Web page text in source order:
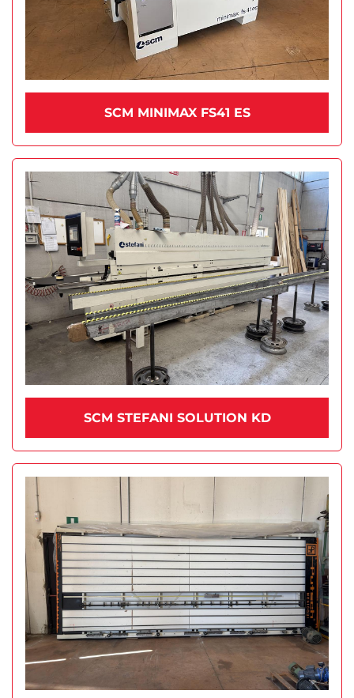
SCM MINIMAX FS41 ES
SCM STEFANI SOLUTION KD